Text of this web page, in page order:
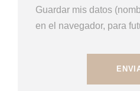
Guardar mis datos
en el navegador, para